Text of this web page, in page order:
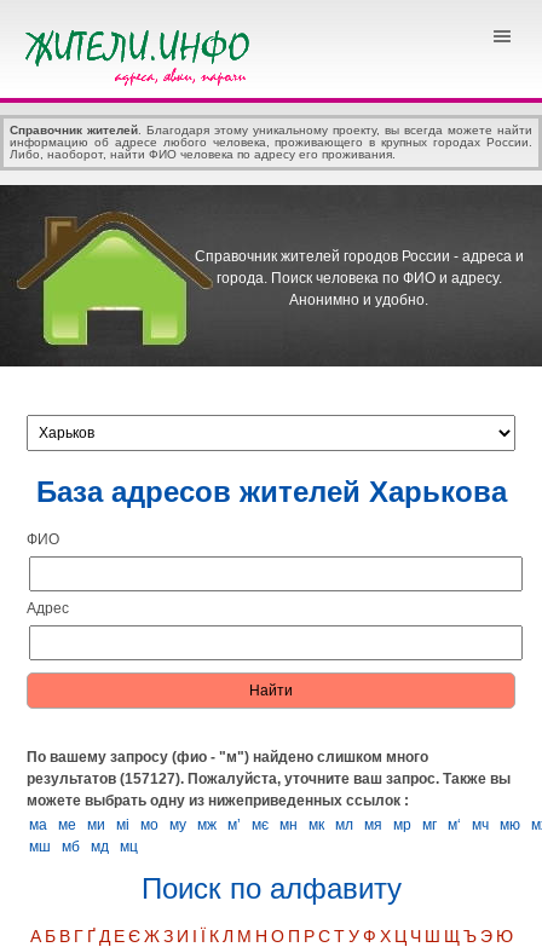
Справочник жителей . Благодаря этому уникальному проекту, вы всегда можете найти
информацию об адресе любого человека, проживающего в крупных городах России.
Либо, наоборот, найти ФИО человека по адресу его проживания.
Справочник жителей городов России - адреса и
города. Поиск человека по ФИО и адресу.
Анонимно и удобно.
База адресов жителей Харькова
ФИО
Адрес
По вашему запросу (фио - "м") найдено слишком много
результатов (157127). Пожалуйста, уточните ваш запрос.Также вы
можете выбрать одну из нижеприведенных ссылок :
ма
ме ми мі мо му мж м’ мє мн мк мл мя мр мг м‘ мч мю
мш
мб мд мц
Поиск по алфавиту
А Б В Г Ґ Д Е Є Ж З И І Ї К Л М Н О П Р С Т У Ф Х Ц Ч Ш Щ Ъ Э Ю